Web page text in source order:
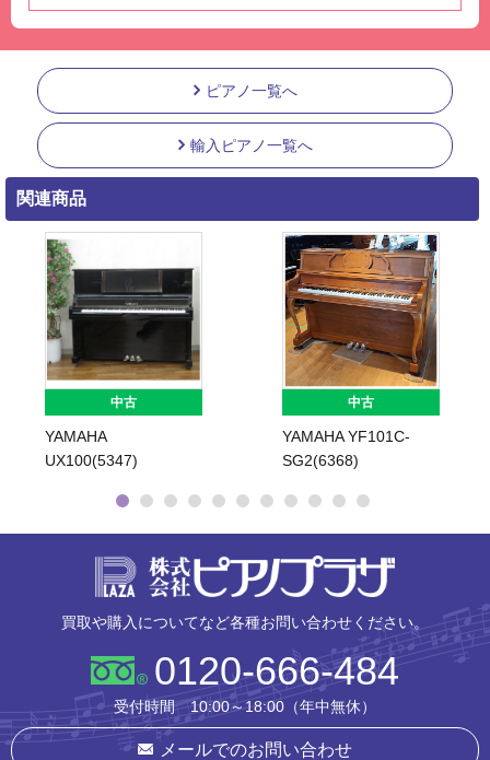
ピアノ一覧へ
輸入ピアノ一覧へ
関連商品
中古
YAMAHA
UX100(5347)
中古
YAMAHA YF101C-
SG2(6368)
買取や購入についてなど各種お問い合わせください。
0120-666-484
受付時間 10:00～18:00（年中無休）
メールでのお問い合わせ